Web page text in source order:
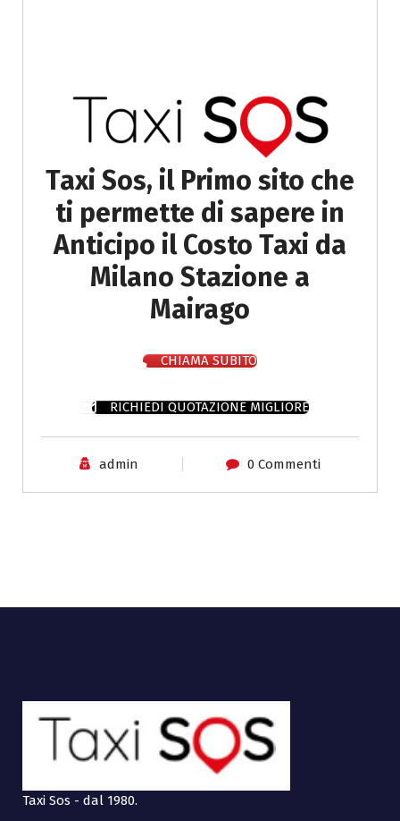
Taxi Sos, il Primo sito che
ti permette di sapere in
Anticipo il Costo Taxi da
Milano Stazione a
Mairago
CHIAMA SUBITO
RICHIEDI QUOTAZIONE MIGLIORE
admin 0 Commenti
Taxi Sos - dal 1980.